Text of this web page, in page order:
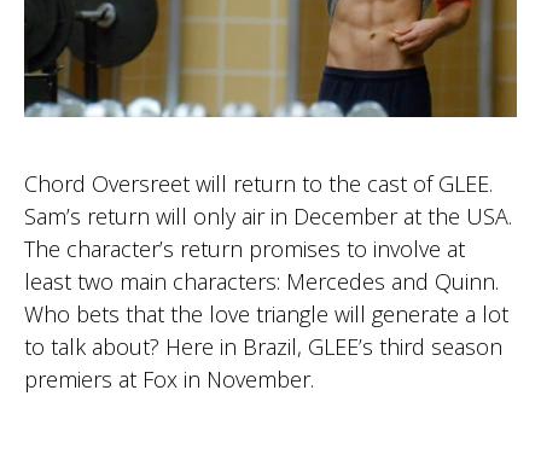
Chord Oversreet will return to the cast of GLEE.
Sam’s return will only air in December at the USA.
The character’s return promises to involve at
least two main characters: Mercedes and Quinn.
Who bets that the love triangle will generate a lot
to talk about? Here in Brazil, GLEE’s third season
premiers at Fox in November.